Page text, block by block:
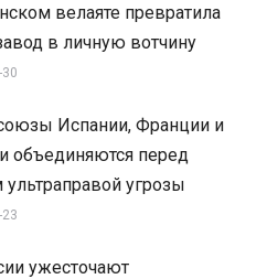
велаяте превратила
в личную вотчину
Испании, Франции и
объединяются перед
угрозы
ужесточают